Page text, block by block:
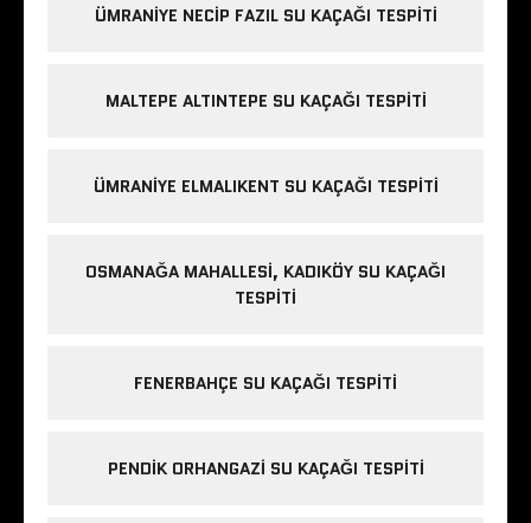
ÜMRANIYE NECIP FAZIL SU KAÇAĞI TESPITI
MALTEPE ALTINTEPE SU KAÇAĞI TESPITI
ÜMRANIYE ELMALIKENT SU KAÇAĞI TESPITI
OSMANAĞA MAHALLESI, KADIKÖY SU KAÇAĞI
TESPITI
FENERBAHÇE SU KAÇAĞI TESPITI
PENDIK ORHANGAZI SU KAÇAĞI TESPITI